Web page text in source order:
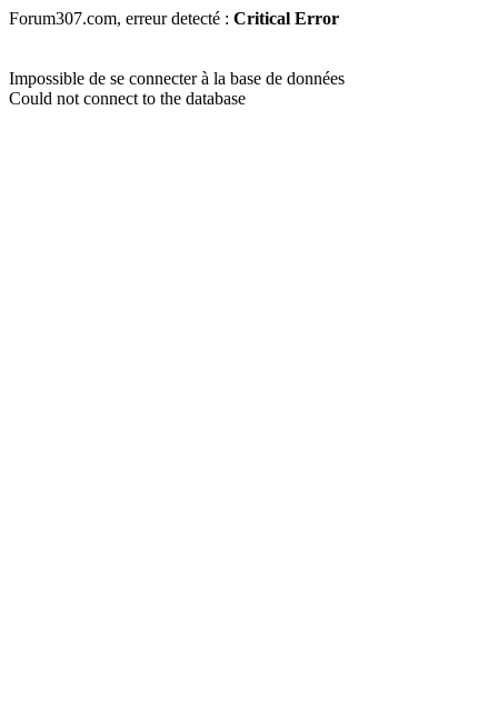
Forum307.com, erreur detecté : Critical Error
Impossible de se connecter à la base de données
Could not connect to the database